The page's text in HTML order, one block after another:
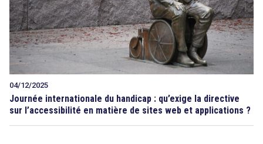
04/12/2025
Journée internationale du handicap : qu’exige la directive
sur l’accessibilité en matière de sites web et applications ?